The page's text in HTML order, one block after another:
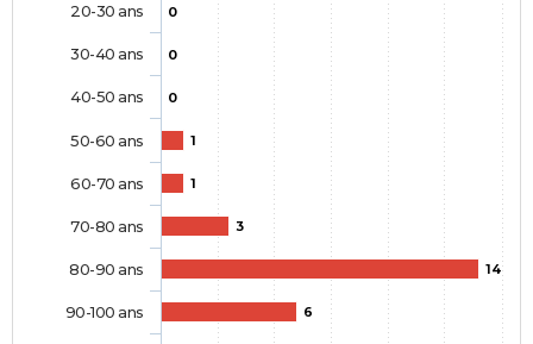
0
0
0
1
1
3
14
6
20-30 ans
30-40 ans
40-50 ans
50-60 ans
60-70 ans
70-80 ans
80-90 ans
90-100 ans